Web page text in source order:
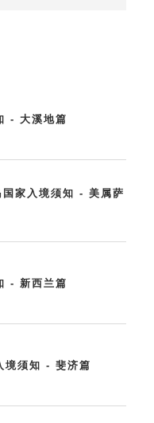
- 大溪地篇
家入境须知 - 美属萨
- 新西兰篇
境须知 - 斐济篇